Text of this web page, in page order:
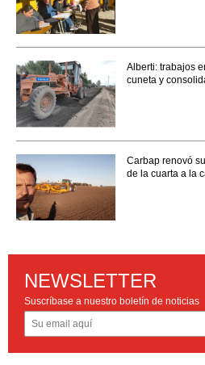
Alberti: trabajos
cuneta y
Carbap renovó
de la cuarta a la
NEWSLETTER
Suscríbase a nuestro boletín de noticias